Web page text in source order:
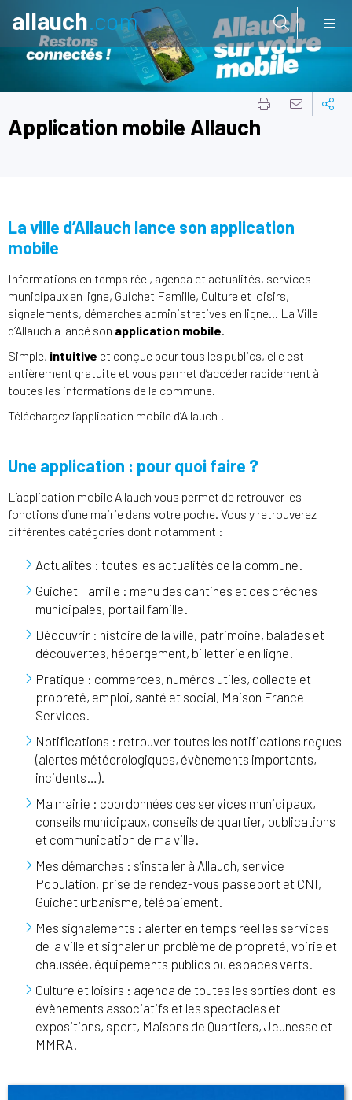
allauch.com
Application mobile Allauch
La ville d’Allauch lance son application
mobile
Informations en temps réel, agenda et actualités, services
municipaux en ligne, Guichet Famille, Culture et loisirs,
signalements, démarches administratives en ligne… La Ville
d’Allauch a lancé son application mobile.
Simple, intuitive et conçue pour tous les publics, elle est
entièrement gratuite et vous permet d’accéder rapidement à
toutes les informations de la commune.
Téléchargez l’application mobile d’Allauch !
Une application : pour quoi faire ?
L’application mobile Allauch vous permet de retrouver les
fonctions d’une mairie dans votre poche. Vous y retrouverez
différentes catégories dont notamment :
Actualités : toutes les actualités de la commune.
Guichet Famille : menu des cantines et des crèches
municipales, portail famille.
Découvrir : histoire de la ville, patrimoine, balades et
découvertes, hébergement, billetterie en ligne.
Pratique : commerces, numéros utiles, collecte et
propreté, emploi, santé et social, Maison France
Services.
Notifications : retrouver toutes les notifications reçues
(alertes météorologiques, évènements importants,
incidents…).
Ma mairie : coordonnées des services municipaux,
conseils municipaux, conseils de quartier, publications
et communication de ma ville.
Mes démarches : s’installer à Allauch, service
Population, prise de rendez-vous passeport et CNI,
Guichet urbanisme, télépaiement.
Mes signalements : alerter en temps réel les services
de la ville et signaler un problème de propreté, voirie et
chaussée, équipements publics ou espaces verts.
Culture et loisirs : agenda de toutes les sorties dont les
évènements associatifs et les spectacles et
expositions, sport, Maisons de Quartiers, Jeunesse et
MMRA.